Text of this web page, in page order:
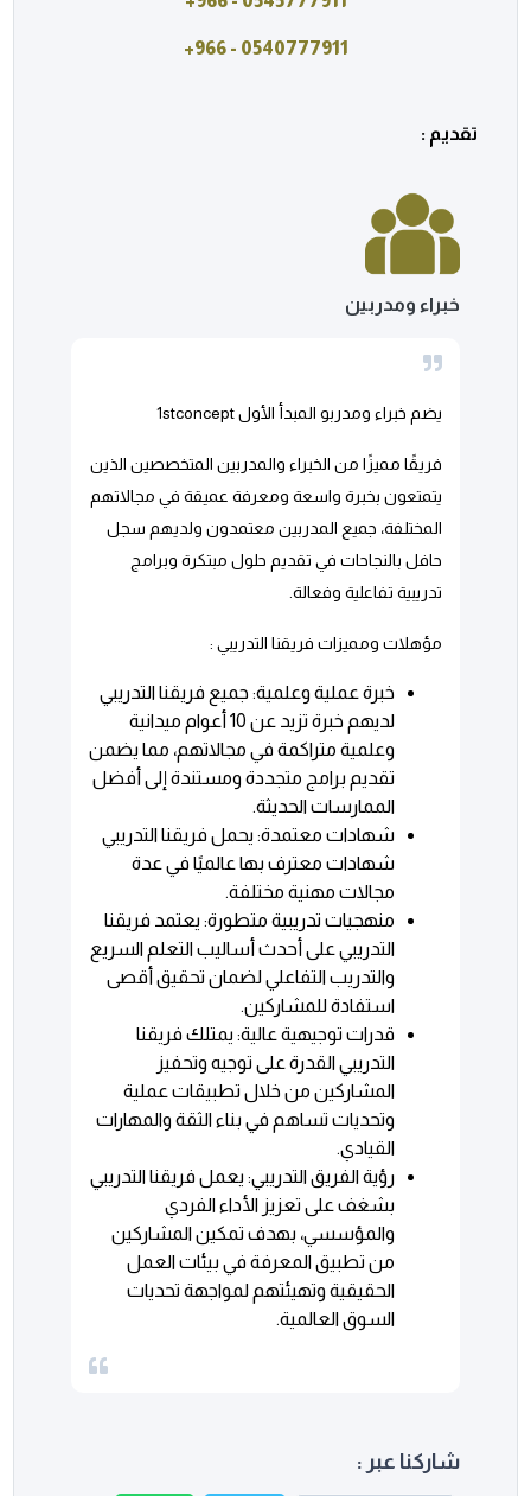
0540777911 - 966+
تقديم :
خبراء ومدربين
يضم خبراء ومدربو المبدأ الأول1stconcept
فريقًا مميزًا من الخبراء والمدربين المتخصصين الذين
يتمتعون بخبرة واسعة ومعرفة عميقة في مجالاتهم
المختلفة، جميع المدربين معتمدون ولديهم سجل
حافل بالنجاحات في تقديم حلول مبتكرة وبرامج
تدريبية تفاعلية وفعالة.
مؤهلات ومميزات فريقنا التدريبي :
خبرة عملية وعلمية: جميع فريقنا التدريبي
لديهم خبرة تزيد عن 10 أعوام ميدانية
وعلمية متراكمة في مجالاتهم، مما يضمن
تقديم برامج متجددة ومستندة إلى أفضل
الممارسات الحديثة.
شهادات معتمدة: يحمل فريقنا التدريبي
شهادات معترف بها عالميًا في عدة
مجالات مهنية مختلفة.
منهجيات تدريبية متطورة: يعتمد فريقنا
التدريبي على أحدث أساليب التعلم السريع
والتدريب التفاعلي لضمان تحقيق أقصى
استفادة للمشاركين.
قدرات توجيهية عالية: يمتلك فريقنا
التدريبي القدرة على توجيه وتحفيز
المشاركين من خلال تطبيقات عملية
وتحديات تساهم في بناء الثقة والمهارات
القيادي.
رؤية الفريق التدريبي: يعمل فريقنا التدريبي
بشغف على تعزيز الأداء الفردي
والمؤسسي، بهدف تمكين المشاركين
من تطبيق المعرفة في بيئات العمل
الحقيقية وتهيئتهم لمواجهة تحديات
السوق العالمية.
شاركنا عبر :